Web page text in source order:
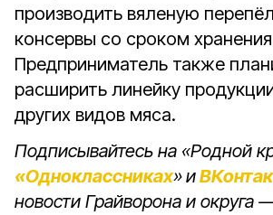
производить вяленую
консервы со сроком
Предприниматель также
расширить линейку
других видов мяса.
Подписывайтесь на «Родной
«Одноклассниках»и
новости Грайворона и округа